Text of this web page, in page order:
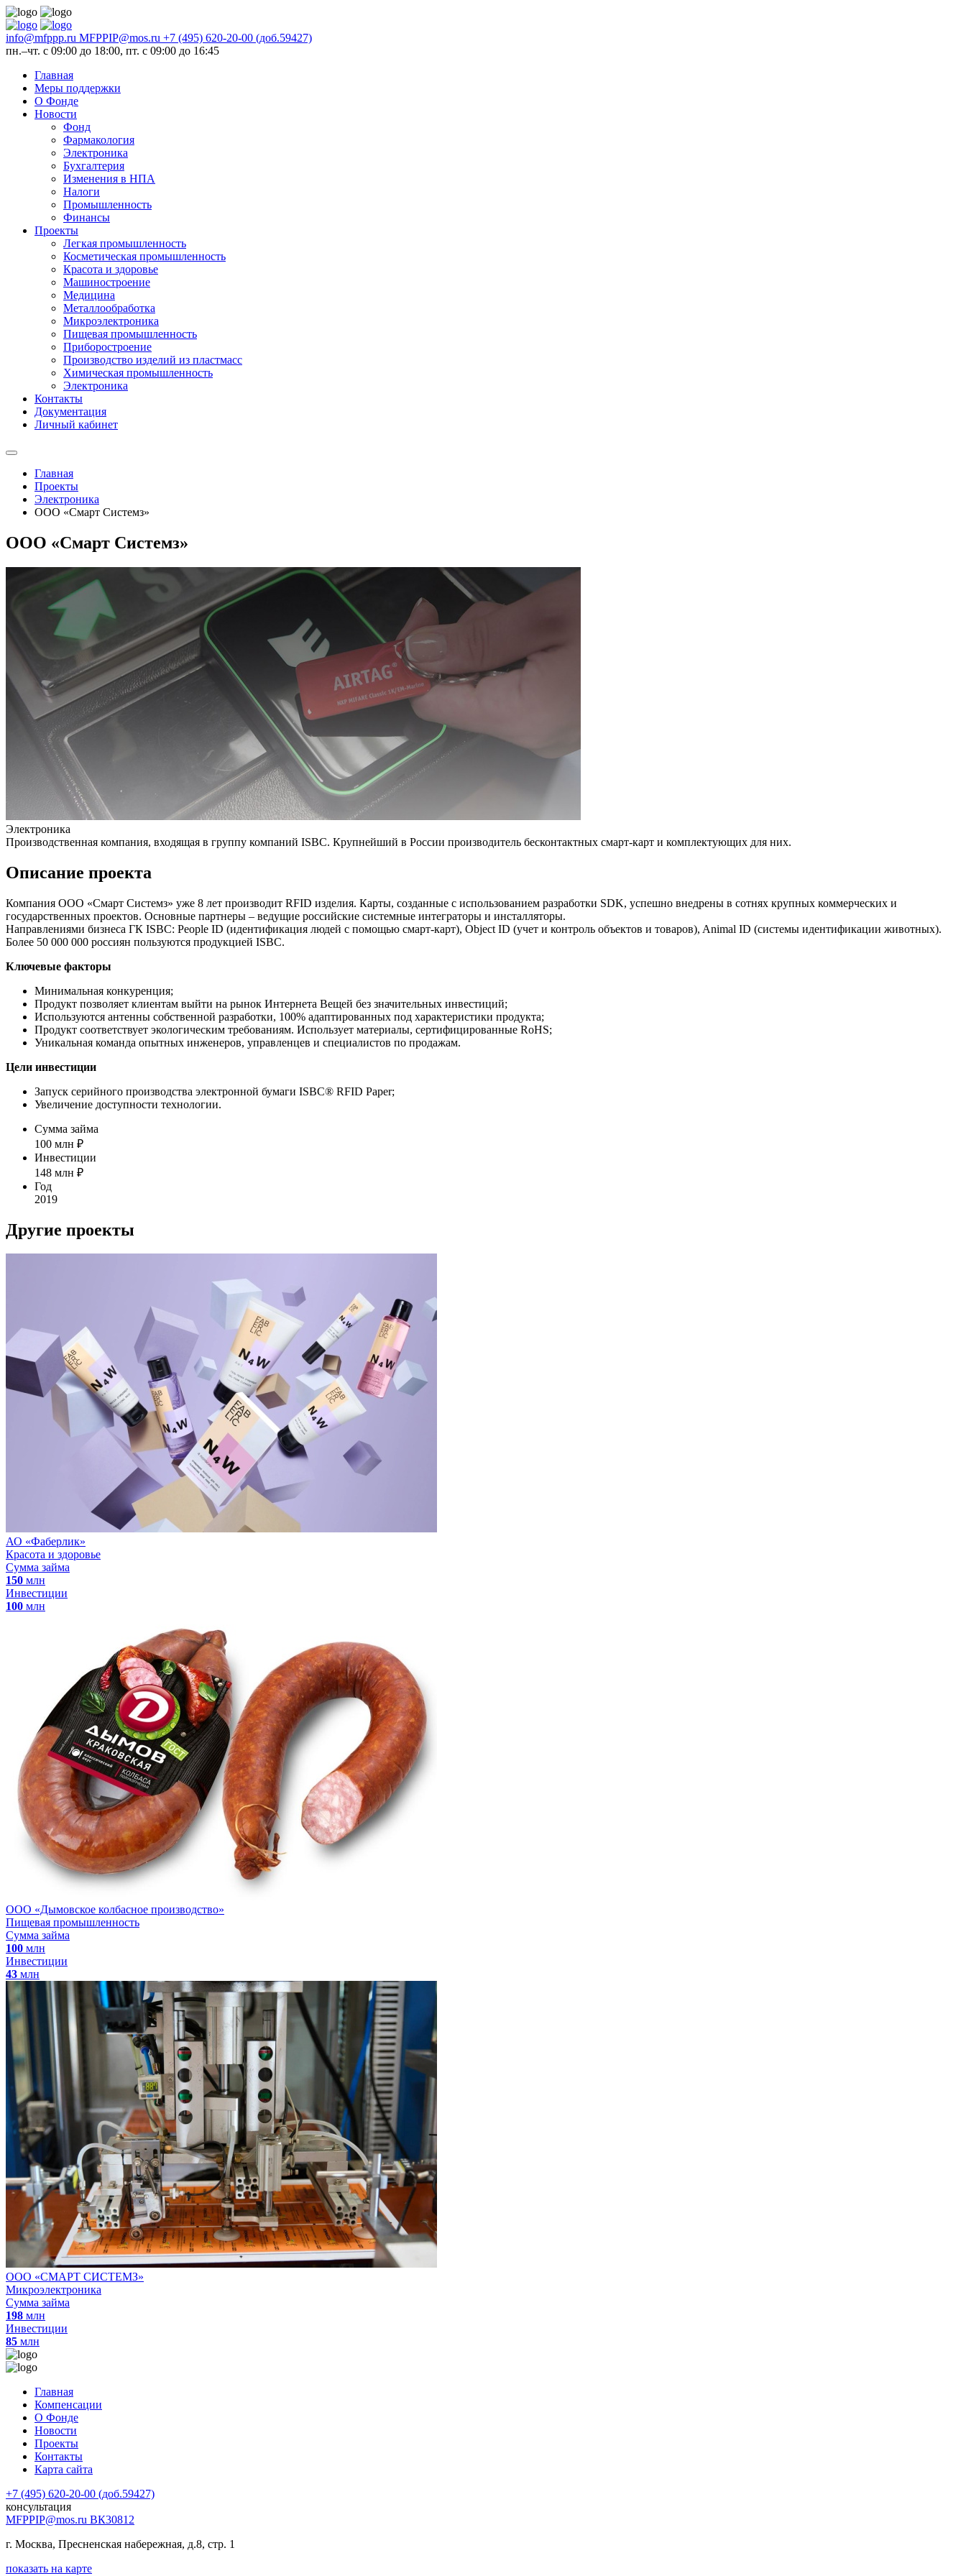
info@mfppp.ru MFPPIP@mos.ru +7 (495) 620-20-00 (доб.59427)
пн.–чт. с 09:00 до 18:00, пт. с 09:00 до 16:45
Главная
Меры поддержки
О Фонде
Новости
Фонд
Фармакология
Электроника
Бухгалтерия
Изменения в НПА
Налоги
Промышленность
Финансы
Проекты
Легкая промышленность
Косметическая промышленность
Красота и здоровье
Машиностроение
Медицина
Металлообработка
Микроэлектроника
Пищевая промышленность
Приборостроение
Производство изделий из пластмасс
Химическая промышленность
Электроника
Контакты
Документация
Личный кабинет
Главная
Проекты
Электроника
ООО «Смарт Системз»
ООО «Смарт Системз»
Электроника
Производственная компания, входящая в группу компаний ISBC. Крупнейший в России производитель бесконтактных смарт-карт и комплектующих для них.
Описание проекта
Компания ООО «Смарт Системз» уже 8 лет производит RFID изделия. Карты, созданные c использованием разработки SDK, успешно внедрены в сотнях крупных коммерческих и
государственных проектов. Основные партнеры – ведущие российские системные интеграторы и инсталляторы.
Направлениями бизнеса ГК ISBC: People ID (идентификация людей с помощью смарт-карт), Object ID (учет и контроль объектов и товаров), Animal ID (системы идентификации животных).
Более 50 000 000 россиян пользуются продукцией ISBC.
Ключевые факторы
Минимальная конкуренция;
Продукт позволяет клиентам выйти на рынок Интернета Вещей без значительных инвестиций;
Используются антенны собственной разработки, 100% адаптированных под характеристики продукта;
Продукт соответствует экологическим требованиям. Использует материалы, сертифицированные RoHS;
Уникальная команда опытных инженеров, управленцев и специалистов по продажам.
Цели инвестиции
Запуск серийного производства электронной бумаги ISBC® RFID Paper;
Увеличение доступности технологии.
Сумма займа
100 млн ₽
Инвестиции
148 млн ₽
Год
2019
Другие проекты
АО «Фаберлик»
Красота и здоровье
Сумма займа
150 млн
Инвестиции
100 млн
ООО «Дымовское колбасное производство»
Пищевая промышленность
Сумма займа
100 млн
Инвестиции
43 млн
ООО «СМАРТ СИСТЕМЗ»
Микроэлектроника
Сумма займа
198 млн
Инвестиции
85 млн
Главная
Компенсации
О Фонде
Новости
Проекты
Контакты
Карта сайта
+7 (495) 620-20-00 (доб.59427)
консультация
MFPPIP@mos.ru ВК30812
г. Москва, Пресненская набережная, д.8, стр. 1
показать на карте